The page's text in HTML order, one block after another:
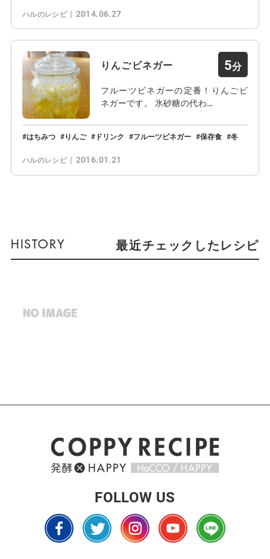
ハルのレシピ 2014.06.27
りんごビネガー 5
フルーツビネガーの定番！りんごビ
ネガーです。 氷砂糖の代わ…
はちみつ りんご ドリンク フルーツビネガー 保存食 冬
ハルのレシピ 2016.01.21
最近チェックしたレシピ
FOLLOW US